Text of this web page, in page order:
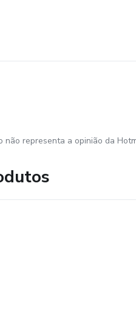
representa a opinião da